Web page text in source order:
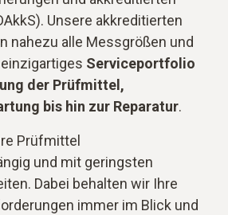
Unsere akkreditierten
nahezu alle Messgrößen und
Serviceportfolio
der Prüfmittel,
bis hin zur Reparatur.
Prüfmittel
und mit geringsten
Dabei behalten wir Ihre
immer im Blick und